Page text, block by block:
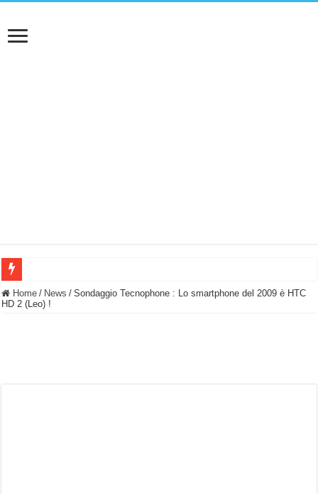
BASTA FATICARE! Questo robot tagliaerba lo appoggi e fa tutto lui! (Senza
Home / News / Sondaggio Tecnophone : Lo smartphone del 2009 è HTC
HD 2 (Leo) !